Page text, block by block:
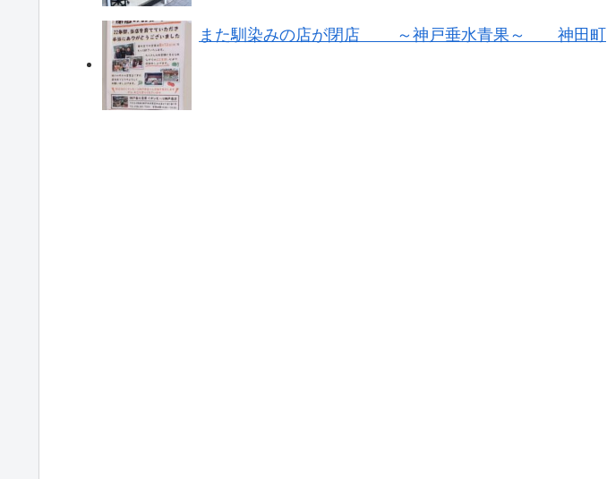
また馴染みの店が閉店 ～神戸垂水青果～ 神田町